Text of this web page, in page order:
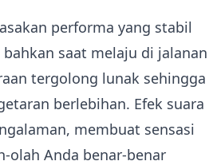
performa yang stabil
saat melaju di jalanan
tergolong lunak sehingga
berlebihan. Efek suara
membuat sensasi
olah Anda benar-benar